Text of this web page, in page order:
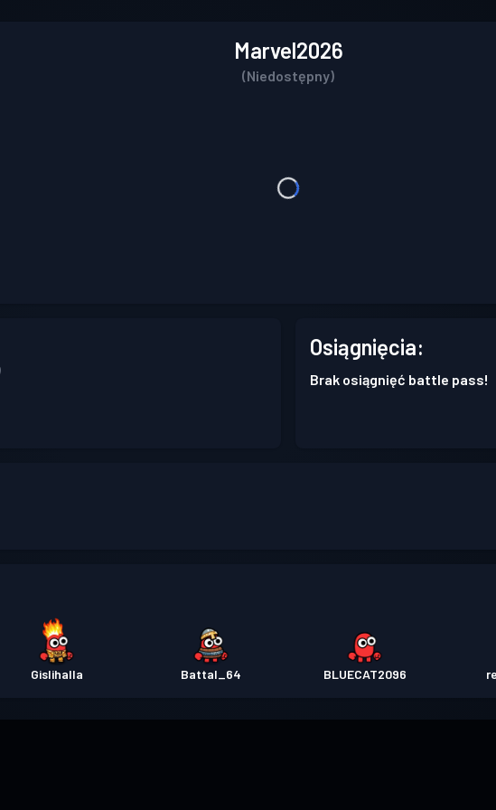
Marvel2026
(Niedostępny)
Osiągnięcia:
Brak osiągnięć battle pass!
Gislihalla Battal_64 BLUECAT2096